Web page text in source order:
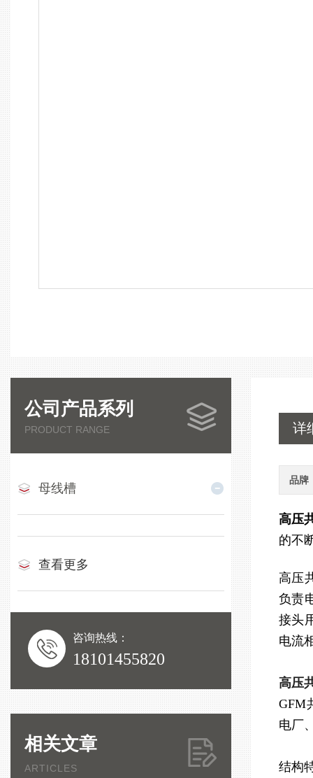
公司产品系列
PRODUCT RANGE
母线槽
查看更多
咨询热线：
18101455820
相关文章
ARTICLES
详
品牌
高压
的不
高压
负责
接头
电流
高压
GFM
电厂
结构